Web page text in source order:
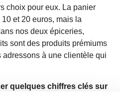
choix pour eux. La panier
et 20 euros, mais la
nos deux épiceries,
sont des produits prémiums
à une clientèle qui
quelques chiffres clés sur